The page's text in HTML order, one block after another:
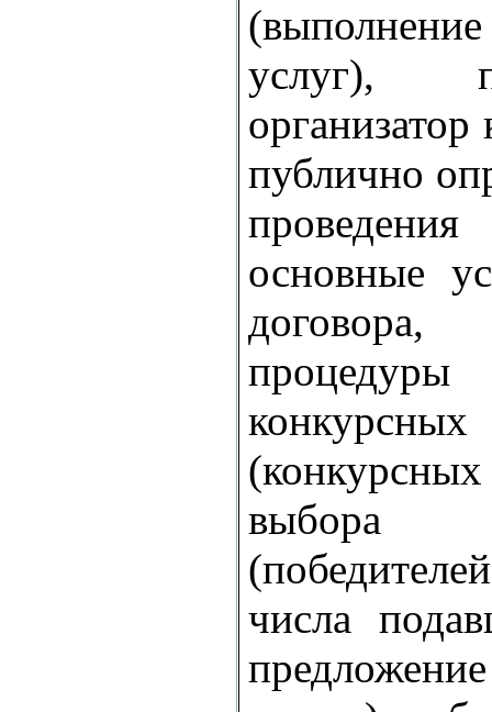
услуг),
организатор
публично
основные
выбора
числа